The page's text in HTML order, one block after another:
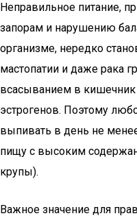
Неправильное питание,
запорам и нарушению
организме, нередко
мастопатии и даже рака
всасыванием в
эстрогенов. Поэтому
выпивать в день не
пищу с высоким
крупы).
Важное значение для